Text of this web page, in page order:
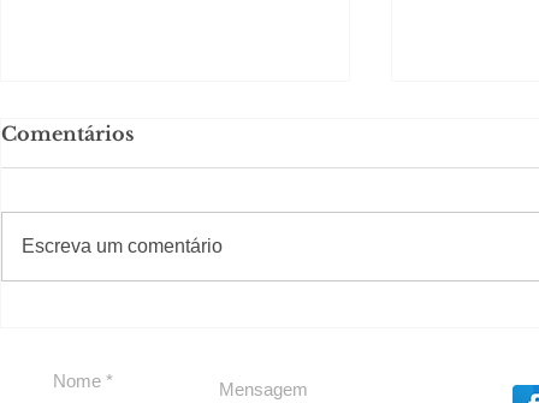
Comentários
Escreva um comentário
#Sugestões